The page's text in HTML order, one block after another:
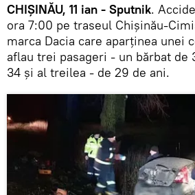
CHIȘINĂU, 11 ian - Sputnik.
ora 7:00 pe traseul Chișinău-
marca Dacia care aparținea unei
aflau trei pasageri - un bărbat de
34 și al treilea - de 29 de ani.